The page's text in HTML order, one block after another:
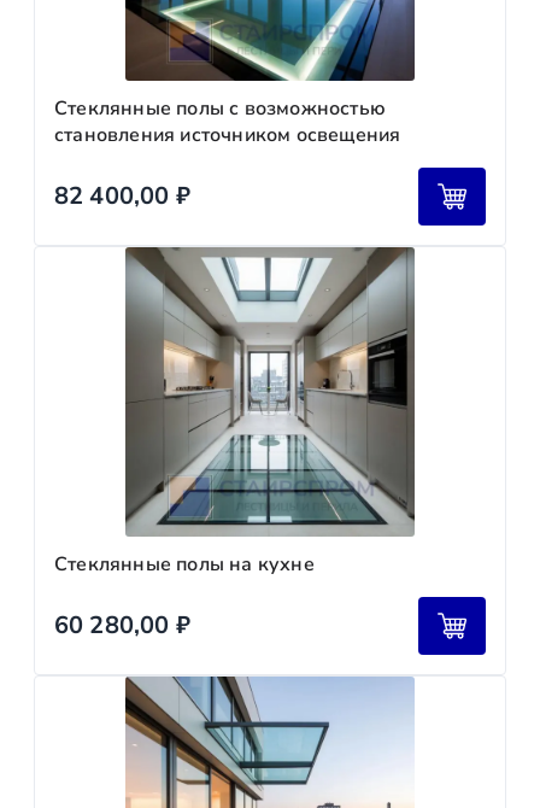
Стеклянные полы с возможностью
становления источником освещения
82 400,00 ₽
Стеклянные полы на кухне
60 280,00 ₽